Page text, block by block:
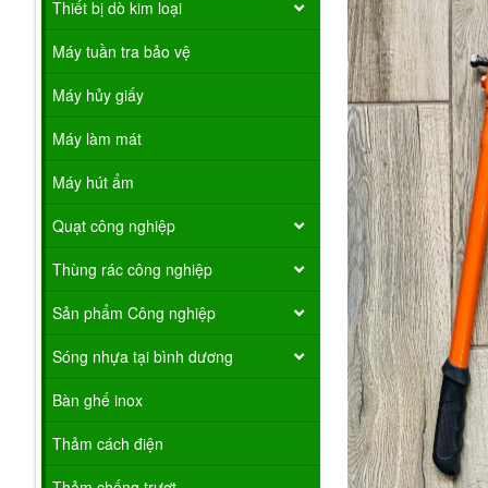
Thiết bị dò kim loại
Máy tuần tra bảo vệ
Máy hủy giấy
Máy làm mát
Máy hút ẩm
Quạt công nghiệp
Thùng rác công nghiệp
Sản phẩm Công nghiệp
Sóng nhựa tại bình dương
Bàn ghế inox
Thảm cách điện